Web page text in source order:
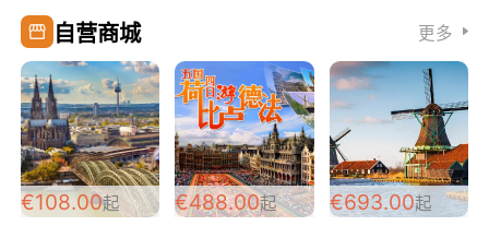
自营商城 更多
€108.00起 €488.00起 €693.00起